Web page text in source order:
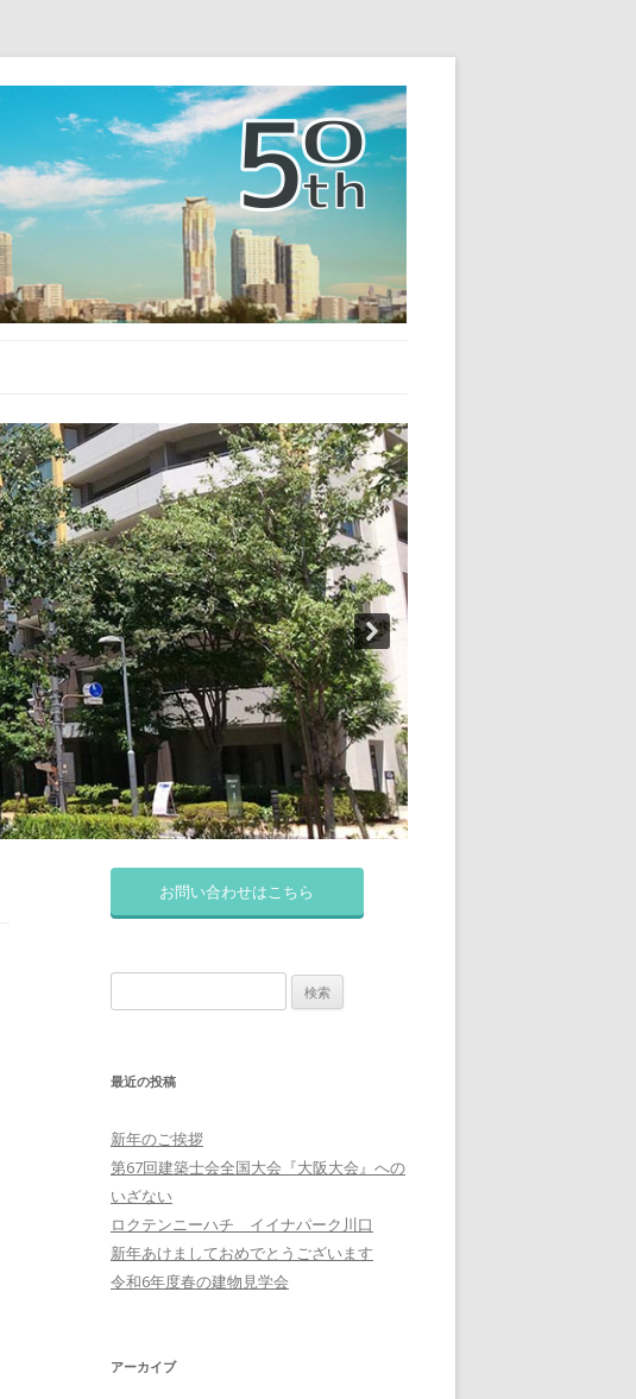
お問い合わせはこちら
索:
最近の投稿
新年のご挨拶
第67回建築士会全国大会『大阪大会』への
いざない
ロクテンニーハチ イイナパーク川口
新年あけましておめでとうございます
令和6年度春の建物見学会
アーカイブ